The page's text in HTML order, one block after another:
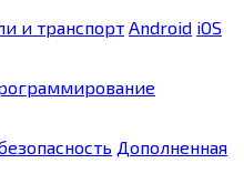
и транспорт Android iOS
Дополненная